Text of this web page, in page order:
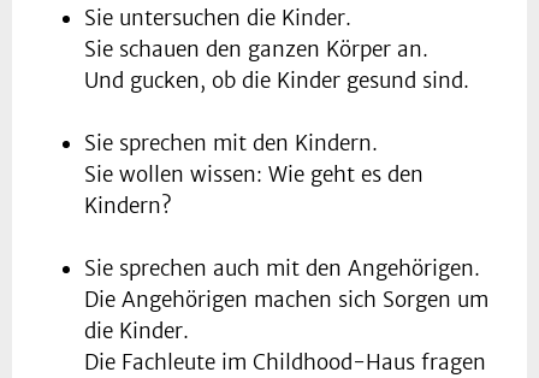
Sie untersuchen die Kinder.
Sie schauen den ganzen Körper an.
Und gucken, ob die Kinder gesund sind.
Sie sprechen mit den Kindern.
Sie wollen wissen: Wie geht es den
Kindern?
Sie sprechen auch mit den Angehörigen.
Die Angehörigen machen sich Sorgen um
die Kinder.
Die Fachleute im Childhood-Haus fragen